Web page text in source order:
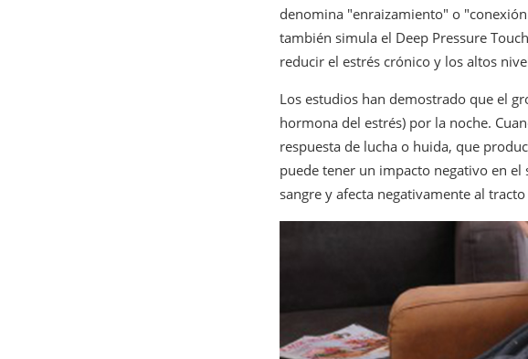
denomina "enraizamiento" o
también simula el Deep Pressure
reducir el estrés crónico y los altos
Los estudios han demostrado que el
hormona del estrés) por la noche.
respuesta de lucha o huida, que
puede tener un impacto negativo en
sangre y afecta negativamente al